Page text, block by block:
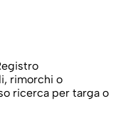
rimorchi o
ricerca per targa o